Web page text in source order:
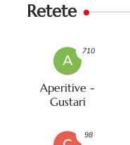
Retete
A
Aperitive -
Gustari
710
98